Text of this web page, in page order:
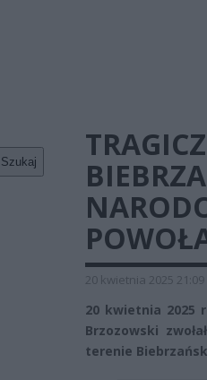
Szukaj
20 kwietnia 2025 21:09
20 kwietnia 2025
Brzozowski
terenie